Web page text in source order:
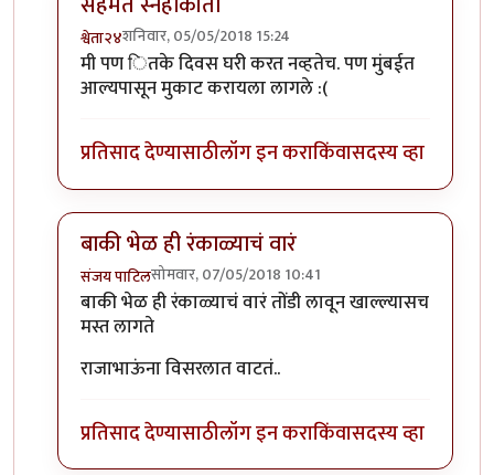
श्वेता२४शनिवार, 05/05/2018 15:24
In reply toमस्त !byसस्नेह
मी पण ितके दिवस घरी करत नव्हतेच. पण मुंबईत
आल्यपासून मुकाट करायला लागले :(
प्रतिसाद देण्यासाठीलॉग इन कराकिंवासदस्य व्हा
बाकी भेळ ही रंकाळ्याचं वारं
संजय पाटिलसोमवार, 07/05/2018 10:41
In reply toमस्त !byसस्नेह
बाकी भेळ ही रंकाळ्याचं वारं तोंडी लावून खाल्ल्यासच
मस्त लागते
राजाभाऊंना विसरलात वाटतं..
प्रतिसाद देण्यासाठीलॉग इन कराकिंवासदस्य व्हा